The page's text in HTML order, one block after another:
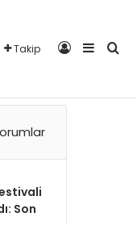
Takip Kayıt Ol
Kenar
Son